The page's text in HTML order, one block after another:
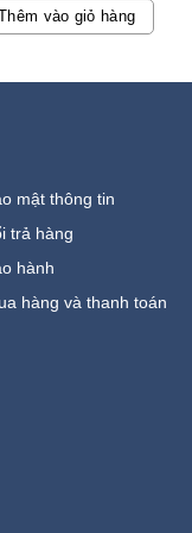
là:
2.700.000 ₫.
tại
là:
vào giỏ hàng
mật thông tin
trả hàng
hành
hàng và thanh toán